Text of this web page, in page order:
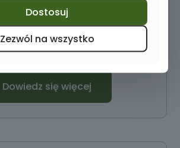
z grawerem na kwiaty
89,00zł
Dowiedz się więcej
Dostosuj
Zezwól na wszystko